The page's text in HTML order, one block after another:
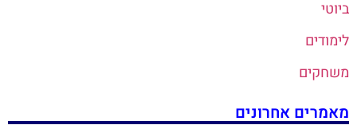
ביוטי
לימודים
משחקים
מאמרים אחרונים